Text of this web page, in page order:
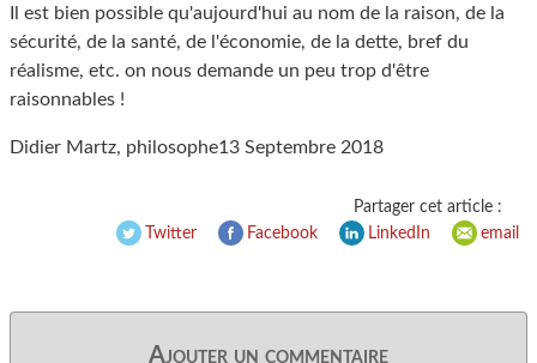
Il est bien possible qu'aujourd'hui au nom de la raison, de la
sécurité, de la santé, de l'économie, de la dette, bref du
réalisme, etc. on nous demande un peu trop d'être
raisonnables !
Didier Martz, philosophe13 Septembre 2018
Partager cet article :
Twitter
Facebook LinkedIn email
Ajouter un commentaire